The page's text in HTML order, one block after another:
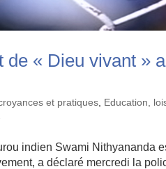
de « Dieu vivant »
et pratiques Education,
indien Swami Nithyananda
a déclaré mercredi la